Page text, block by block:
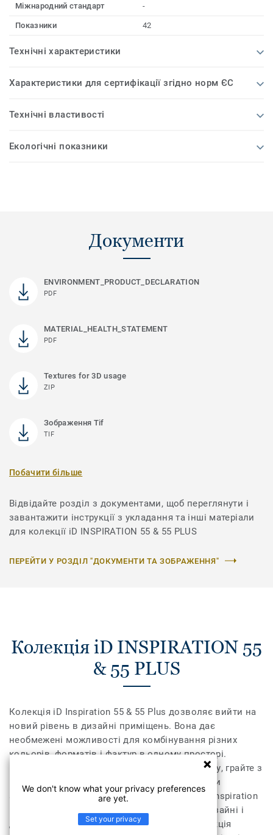
Міжнародний стандарт
-
Показники 42
Технічні характеристики
Характеристики для сертифікації згідно норм ЄС
Технічні властивості
Екологічні показники
Документи
ENVIRONMENT_PRODUCT_DECLARATION
PDF
MATERIAL_HEALTH_STATEMENT
PDF
Textures for 3D usage
ZIP
Зображення Tif
TIF
Побачити більше
Відвідайте розділ з документами, щоб переглянути і
завантажити інструкції з укладання та інші матеріали
для колекції iD INSPIRATION 55 & 55 PLUS
ПЕРЕЙТИ У РОЗДІЛ "ДОКУМЕНТИ ТА ЗОБРАЖЕННЯ"
Колекція iD INSPIRATION 55
& 55 PLUS
Колекція iD Inspiration 55 & 55 Plus дозволяє вийти на
новий рівень в дизайні приміщень. Вона дає
необмежені можливості для комбінування різних
кольорів, форматів і фактур в одному просторі.
Поєднайте текстуру дерева, каміння та металу, грайте з
різними відтінками, доповніть їх необхідними
аксесуарами – плінтусами та профілями. iD Inspiration
55 & 55 Plus розсуває межі дозволеного у дизайні і
дозволяє створити інтер’єр вашої мрії. Колекція
We don't know what your privacy preferences
are yet.
Set your privacy